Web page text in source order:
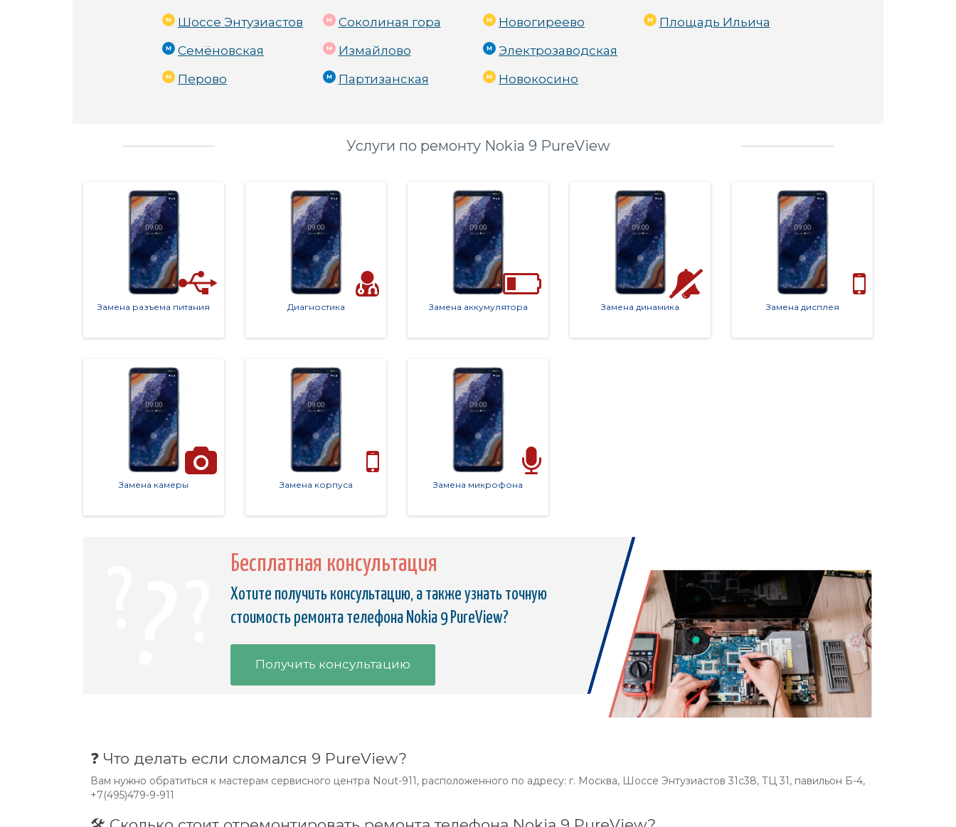
Шоссе Энтузиастов
Семёновская
Перово
Соколиная гора
Измайлово
Партизанская
Новогиреево
Электрозаводская
Новокосино
Площадь Ильича
Услуги по ремонту Nokia 9 PureView
Замена разъема питания Диагностика Замена аккумулятора Замена динамика Замена дисплея
Замена камеры Замена корпуса Замена микрофона
Бесплатная консультация
Хотите получить консультацию, а также узнать точную
стоимость ремонта телефона Nokia 9 PureView?
Получить консультацию
❓ Что делать если сломался 9 PureView?
Вам нужно обратиться к мастерам сервисного центра Nout-911, расположенного по адресу: г. Москва, Шоссе Энтузиастов 31с38, ТЦ 31, павильон Б-4,
+7(495)479-9-911